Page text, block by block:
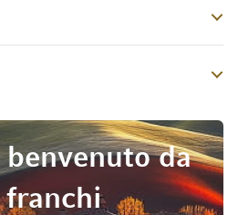
da
franchi